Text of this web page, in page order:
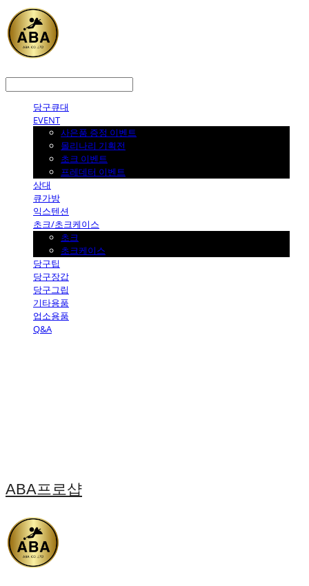
당구큐대
EVENT
사은품 증정 이벤트
몰리나리 기획전
초크 이벤트
프레데터 이벤트
상대
큐가방
익스텐션
초크/초크케이스
초크
초크케이스
당구팁
당구장갑
당구그립
기타용품
업소용품
Q&A
ABA프로샵